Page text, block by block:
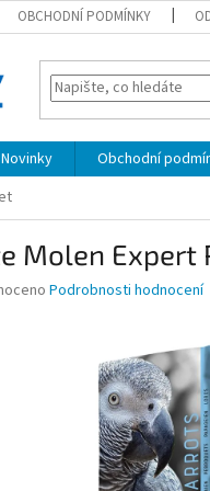
OBCHODNÍ PODMÍNKY
Novinky Obchodní
Molen Expert
Podrobnosti hodnocení